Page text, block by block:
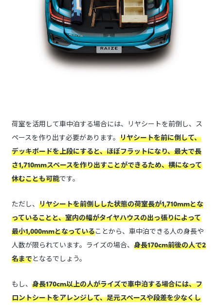
荷室を活用して車中泊する場合には、リヤシートを前倒し、ス
ペースを作り出す必要があります。 リヤシートを前に倒して、
デッキボードを上段にすると、ほぼフラットになり、最大で長
さ1,710mmスペースを作り出すことができるため、横になって
休むことも可能です。
ただし、 リヤシートを前倒しした状態の荷室長が1,710mmとな
っていることと、室内の幅がタイヤハウスの出っ張りによって
最小1,000mmとなっていることから、車中泊できる人の身長や
人数が限られています。ライズの場合、 身長170cm前後の人で2
名までとなるでしょう。
もし、 身長170cm以上の人がライズで車中泊する場合には、フ
ロントシートをアレンジして、足元スペースや段差を少なくし